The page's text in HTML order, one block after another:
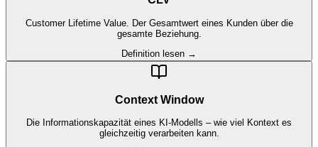
Customer Lifetime Value. Der Gesamtwert eines Kunden über die
gesamte Beziehung.
Definition lesen →
Context Window
Die Informationskapazität eines KI-Modells – wie viel Kontext es
gleichzeitig verarbeiten kann.